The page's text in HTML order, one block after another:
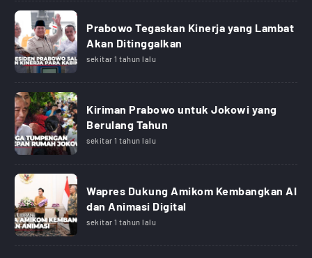
Prabowo Tegaskan Kinerja yang Lambat
Akan Ditinggalkan
sekitar 1 tahun lalu
Kiriman Prabowo untuk Jokowi yang
Berulang Tahun
sekitar 1 tahun lalu
Wapres Dukung Amikom Kembangkan AI
dan Animasi Digital
sekitar 1 tahun lalu